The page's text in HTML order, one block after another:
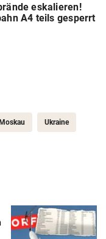
eskalieren!
A4 teils gesperrt
Ukraine